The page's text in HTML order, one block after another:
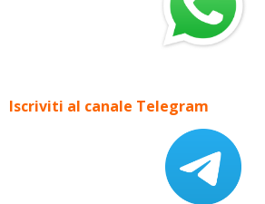
Iscriviti al canale Telegram